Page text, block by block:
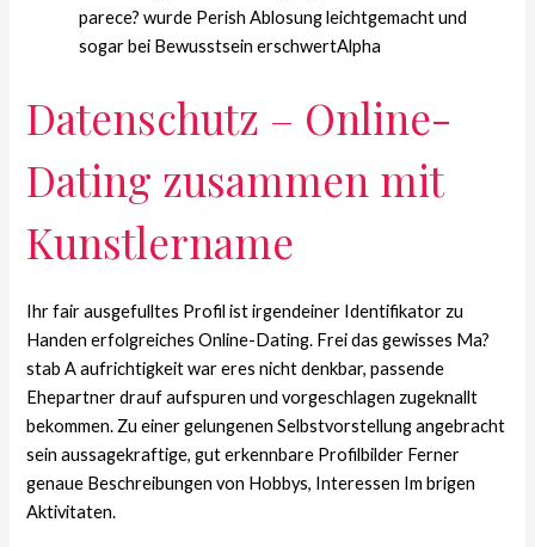
parece? wurde Perish Ablosung leichtgemacht und
sogar bei Bewusstsein erschwertAlpha
Datenschutz – Online-
Dating zusammen mit
Kunstlername
Ihr fair ausgefulltes Profil ist irgendeiner Identifikator zu
Handen erfolgreiches Online-Dating. Frei das gewisses Ma?
stab A aufrichtigkeit war eres nicht denkbar, passende
Ehepartner drauf aufspuren und vorgeschlagen zugeknallt
bekommen. Zu einer gelungenen Selbstvorstellung angebracht
sein aussagekraftige, gut erkennbare Profilbilder Ferner
genaue Beschreibungen von Hobbys, Interessen Im brigen
Aktivitaten.